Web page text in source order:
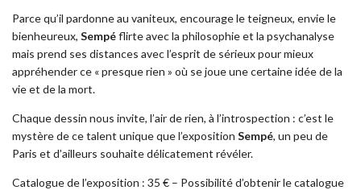
Parce qu’il pardonne au vaniteux, encourage le teigneux, envie le
bienheureux, Sempéflirte avec la philosophie et la psychanalyse
mais prend ses distances avec l’esprit de sérieux pour mieux
appréhender ce « presque rien » où se joue une certaine idée de la
vie et de la mort.
Chaque dessin nous invite, l’air de rien, à l’introspection : c’est le
mystère de ce talent unique que l’exposition Sempé, un peu de
Paris et d’ailleurs souhaite délicatement révéler.
Catalogue de l’exposition : 35 € – Possibilité d’obtenir le catalogue